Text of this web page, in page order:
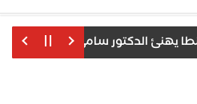
سامي عبد العال بتكليفه